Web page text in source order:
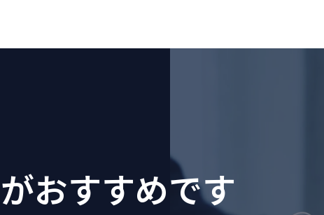
がおすすめです